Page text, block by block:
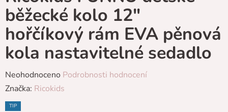
běžecké kolo 12"
hořčíkový rám EVA pěnová
kola nastavitelné sedadlo
Průměrné
hodnocení
produktu
Neohodnoceno Podrobnosti hodnocení
Značka: Ricokids
TIP